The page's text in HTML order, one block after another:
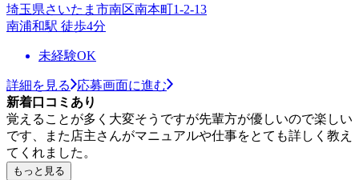
埼玉県さいたま市南区南本町1-2-13
南浦和駅 徒歩4分
未経験OK
詳細を見る
応募画面に進む
新着口コミあり
覚えることが多く大変そうですが先輩方が優しいので楽しい
です、また店主さんがマニュアルや仕事をとても詳しく教え
てくれました。
もっと見る